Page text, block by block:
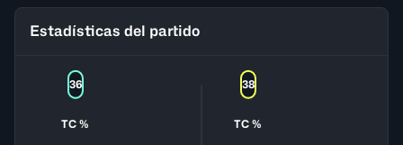
Estadísticas del partido
TC %
36
TC %
38